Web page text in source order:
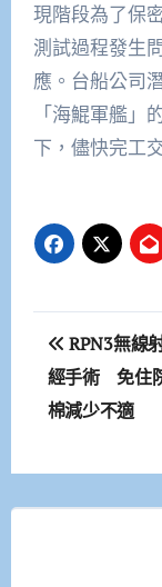
現階段為了保
測試過程發生
應。台船公司
「海鯤軍艦」
下，儘快完工
文
章
導
覽
RPN3無線
經手術 免住
棉減少不適